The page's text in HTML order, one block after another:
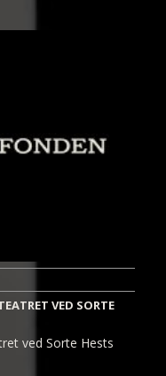
VED SORTE
ved Sorte Hests